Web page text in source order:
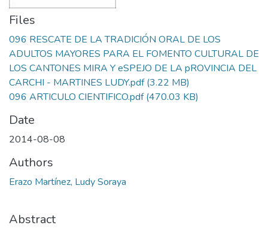
Files
096 RESCATE DE LA TRADICIÓN ORAL DE LOS
ADULTOS MAYORES PARA EL FOMENTO CULTURAL DE
LOS CANTONES MIRA Y eSPEJO DE LA pROVINCIA DEL
CARCHI - MARTINES LUDY.pdf(3.22 MB)
096 ARTICULO CIENTIFICO.pdf(470.03 KB)
Date
2014-08-08
Authors
Erazo Martínez, Ludy Soraya
Abstract